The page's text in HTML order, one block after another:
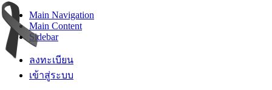
Main Navigation
Main Content
Sidebar
ลงทะเบียน
เข้าสู่ระบบ